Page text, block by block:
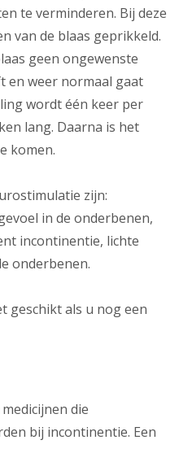
te verminderen. Bij deze
van de blaas geprikkeld.
geen ongewenste
en weer normaal gaat
wordt één keer per
lang. Daarna is het
komen.
zijn:
in de onderbenen,
incontinentie, lichte
onderbenen.
geschikt als u nog een
die
bij incontinentie. Een